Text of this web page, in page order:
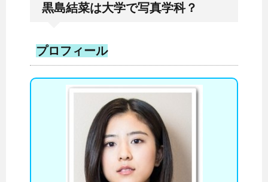
黒島結菜は大学で写真学科？
プロフィール